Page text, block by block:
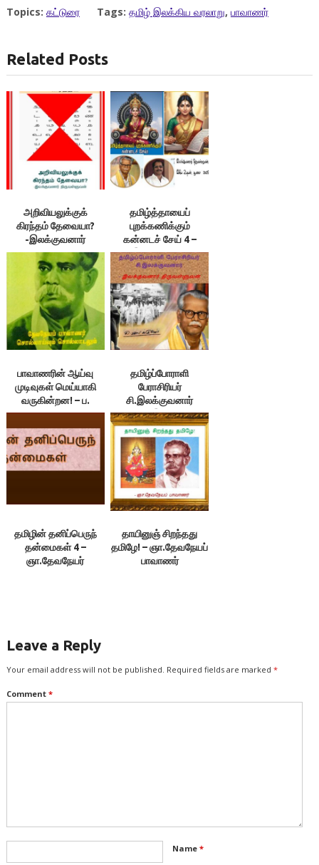
Topics: கட்டுரை Tags: தமிழ் இலக்கிய வரலாறு, பாவாணர்
Related Posts
அறிவியலுக்குக்
கிரந்தம் தேவையா?
-இலக்குவனார்
திருவள்ளுவன்
தமிழ்த்தாயைப்
புறக்கணிக்கும்
கன்னடச் சேய் 4 –
இலக்குவனார்
திருவள்ளுவன்
பாவாணரின் ஆய்வு
முடிவுகள் மெய்யாகி
வருகின்றன! – ப.
மருதநாயகம்
தமிழ்ப்போராளி
பேராசிரியர்
சி.இலக்குவனார்
(ஙீ‌ஙோ) – இலக்குவனார்
திருவள்ளுவன்
தமிழின் தனிப்பெருந்
தன்மைகள் 4 –
ஞா.தேவநேயர்
தாயினுஞ் சிறந்தது
தமிழே! – ஞா.தேவநேயப்
பாவாணர்
Leave a Reply
Your email address will not be published. Required fields are marked *
Comment *
Name *